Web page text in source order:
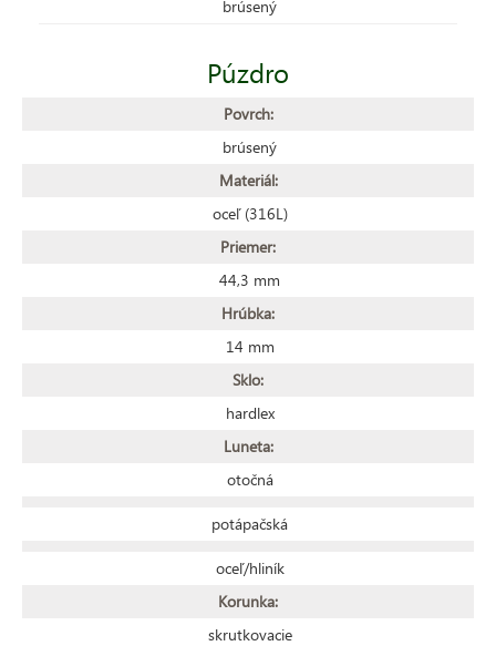
brúsený
Púzdro
Povrch:
brúsený
Materiál:
oceľ (316L)
Priemer:
44,3 mm
Hrúbka:
14 mm
Sklo:
hardlex
Luneta:
otočná
potápačská
oceľ/hliník
Korunka:
skrutkovacie